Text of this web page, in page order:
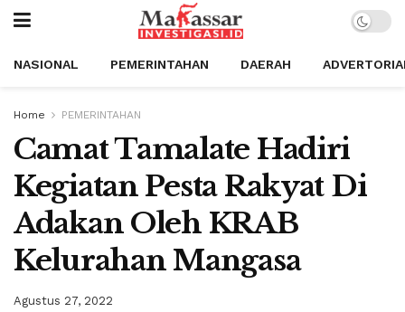
NASIONAL PEMERINTAHAN DAERAH
Home PEMERINTAHAN
Camat Tamalate Hadiri
Kegiatan Pesta Rakyat Di
Adakan Oleh KRAB
Kelurahan Mangasa
Agustus 27, 2022